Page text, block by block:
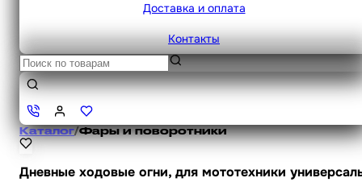
Доставка и оплата
Контакты
Каталог/Фары и поворотники
Дневные ходовые огни, для мототехники